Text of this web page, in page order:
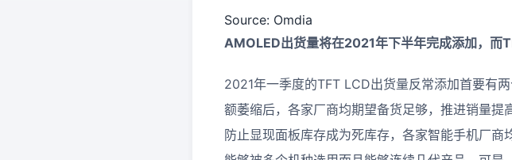
Source: Omdia
AMOLED出货量将在2021年下半年完成添加，而
2021年一季度的TFT LCD出货量反常添加首要有
额萎缩后，各家厂商均期望备货足够，推进销量
防止显现面板库存成为死库存，各家智能手机厂